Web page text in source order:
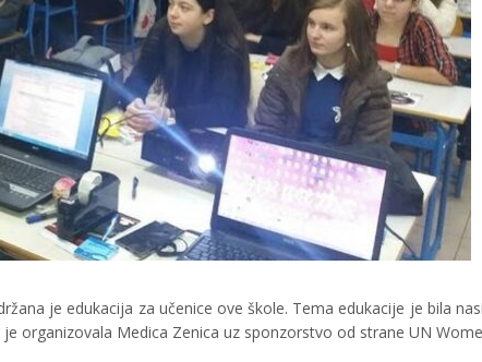
je edukacija za učenice ove škole. Tema edukacije je bila
organizovala Medica Zenica uz sponzorstvo od strane UN